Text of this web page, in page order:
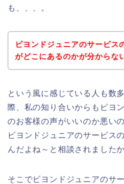
も、、、。
ビヨンドジュニアのサービス
がどこにあるのかが分からな
という風に感じている人も数
際、私の知り合いからもビヨ
のお客様の声がいいのか悪い
ビヨンドジュニアのサービス
んだよね～と相談されましたか
そこでビヨンドジュニアのサ